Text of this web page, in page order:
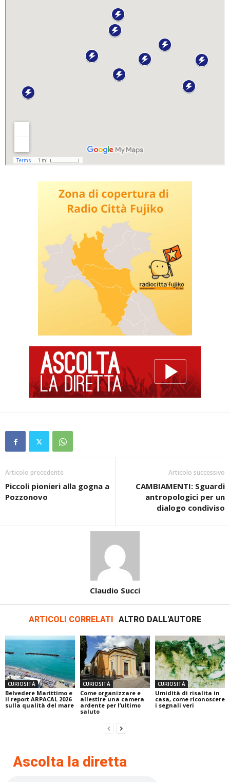
Articolo precedente
Piccoli pionieri alla gogna a
Pozzonovo
Articolo successivo
CAMBIAMENTI: Sguardi
antropologici per un
dialogo condiviso
Claudio Succi
ARTICOLI CORRELATI ALTRO DALL'AUTORE
CURIOSITÀ
Belvedere Marittimo e
il report ARPACAL 2026
sulla qualità del mare
CURIOSITÀ
Come organizzare e
allestire una camera
ardente per l’ultimo
saluto
CURIOSITÀ
Umidità di risalita in
casa, come riconoscere
i segnali veri
Ascolta la diretta